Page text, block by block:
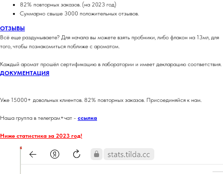
82% повторных заказов. (на 2023 год)
Суммарно свыше 3000 положительных отзывов.
ОТЗЫВЫ
Всё еще раздумываете? Для начала вы можете взять пробники, либо флакон на 13мл, для
того, чтобы познакомиться поближе с ароматом.
Каждый аромат прошёл сертификацию в лаборатории и имеет декларацию соответствия.
ДОКУМЕНТАЦИЯ
Уже 15000+ довольных клиентов. 82% повторных заказов. Присоединяйся к нам.
Наша группа в телеграм+чат - ссылка
Ниже статистика за 2023 год!